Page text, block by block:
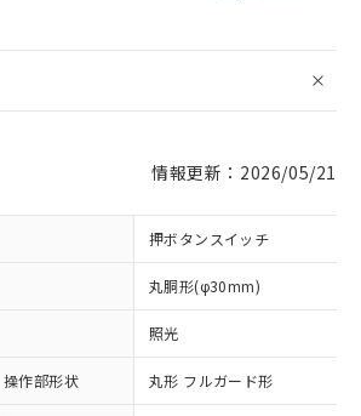
情報更新：2026/05/21
押ボタンスイッチ
丸胴形(φ30mm)
照光
操作部形状 丸形 フルガード形